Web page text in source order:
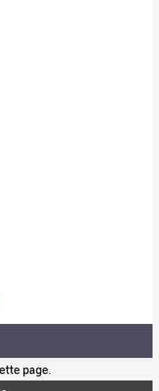
page.